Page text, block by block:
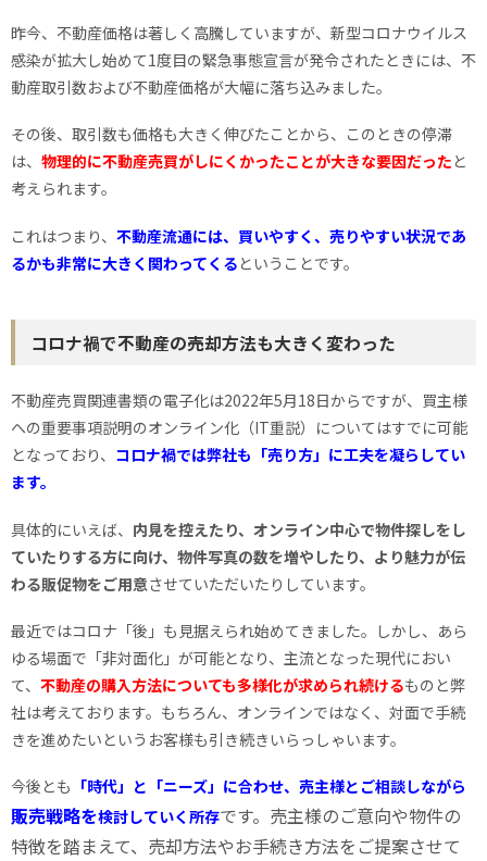
昨今、不動産価格は著しく高騰していますが、新型コロナウイルス
感染が拡大し始めて1度目の緊急事態宣言が発令されたときには、不
動産取引数および不動産価格が大幅に落ち込みました。
その後、取引数も価格も大きく伸びたことから、このときの停滞
は、 物理的に不動産売買がしにくかったことが大きな要因だった と
考えられます。
これはつまり、 不動産流通には、買いやすく、売りやすい状況であ
るかも非常に大きく関わってくる ということです。
コロナ禍で不動産の売却方法も大きく変わった
不動産売買関連書類の電子化は2022年5月18日からですが、買主様
への重要事項説明のオンライン化（IT重説）についてはすでに可能
となっており、 コロナ禍では弊社も「売り方」に工夫を凝らしてい
ます。
具体的にいえば、 内見を控えたり、オンライン中心で物件探しをし
ていたりする方に向け、物件写真の数を増やしたり、より魅力が伝
わる販促物をご用意させていただいたりしています。
最近ではコロナ「後」も見据えられ始めてきました。しかし、あら
ゆる場面で「非対面化」が可能となり、主流となった現代におい
て、 不動産の購入方法についても多様化が求められ続けるものと弊
社は考えております。もちろん、オンラインではなく、対面で手続
きを進めたいというお客様も引き続きいらっしゃいます。
今後とも 「時代」と「ニーズ」に合わせ、売主様とご相談しながら
販売戦略を検討していく所存です。売主様のご意向や物件の
特徴を踏まえて、売却方法やお手続き方法をご提案させて